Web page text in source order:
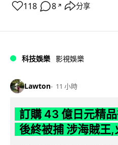
118 8 ↗ 分享
科技娛樂 影視娛樂
Lawton 11 小時
訂購 43 億日元精
後終被捕 涉海賊王